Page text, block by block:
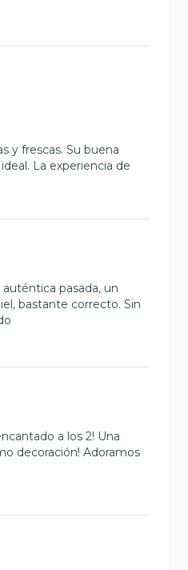
y frescas. Su buena
La experiencia de
pasada, un
bastante correcto. Sin
a los 2! Una
decoración! Adoramos